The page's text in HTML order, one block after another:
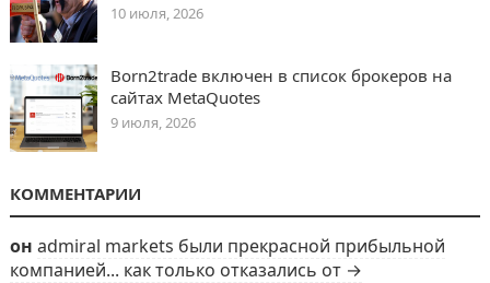
10 июля, 2026
Born2trade включен в список брокеров на
сайтах MetaQuotes
9 июля, 2026
КОММЕНТАРИИ
он admiral markets были прекрасной прибыльной
компанией... как только отказались от →